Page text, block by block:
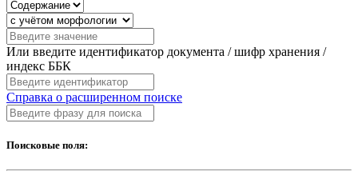
Или введите идентификатор документа / шифр хранения /
индекс ББК
Справка о расширенном поиске
Поисковые поля: